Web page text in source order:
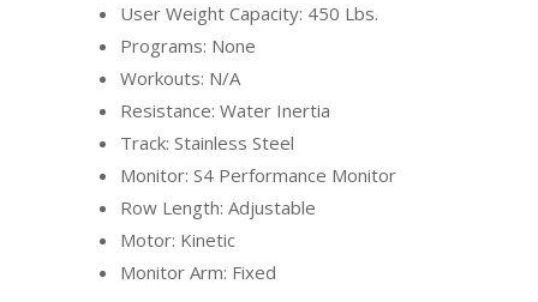
User Weight Capacity: 450 Lbs.
Programs: None
Workouts: N/A
Resistance: Water Inertia
Track: Stainless Steel
Monitor: S4 Performance Monitor
Row Length: Adjustable
Motor: Kinetic
Monitor Arm: Fixed